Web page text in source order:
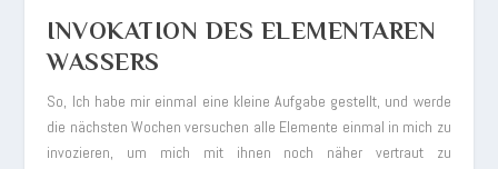
INVOKATION DES ELEMENTAREN
WASSERS
So, Ich habe mir einmal eine kleine Aufgabe gestellt, und werde
die nächsten Wochen versuchen alle Elemente einmal in mich zu
invozieren, um mich mit ihnen noch näher vertraut zu